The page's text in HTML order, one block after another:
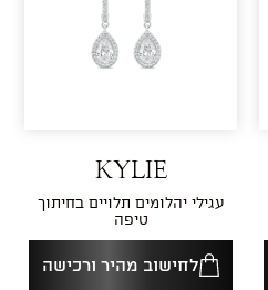
KYLIE
עגילי יהלומים תלויים בחיתוך
טיפה
לחישוב מהיר ורכישה